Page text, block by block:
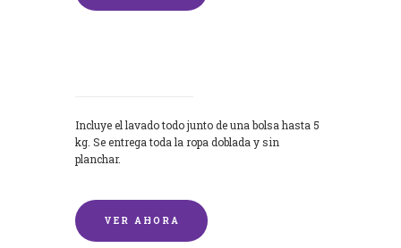
Incluye el lavado todo junto de una bolsa hasta 5
kg. Se entrega toda la ropa doblada y sin
planchar.
VER AHORA